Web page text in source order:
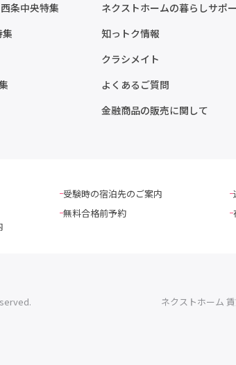
条中央特集
ネクストホームの暮らしサポ
知っトク情報
クラシメイト
よくあるご質問
金融商品の販売に関して
受験時の宿泊先のご案内
無料合格前予約
ネクストホーム